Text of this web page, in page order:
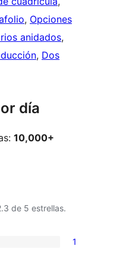
, Opciones
anidados
, Dos
día
10,000+
de 5 estrellas.
1